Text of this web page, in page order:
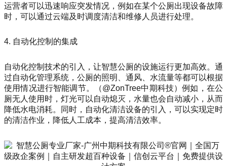
运营者可以迅速响应突发情况，例如在某个公厕出现设备故障
时，可以通过云端及时调度清洁和维修人员进行处理。
4. 自动化控制的集成
自动化控制技术的引入，让智慧公厕的设施运行更加高效。通
过自动化管理系统，公厕的照明、通风、水流量等都可以根据
使用情况进行智能调节。（@ZonTree中期科技）例如，在公
厕无人使用时，灯光可以自动熄灭，水量也会自动减小，从而
降低水电消耗。同时，自动化清洁设备的引入，可以实现定时
的清洁作业，降低人工成本，提高清洁效率。